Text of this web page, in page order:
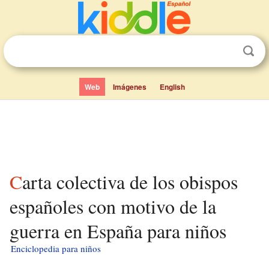
Web Imágenes English
Carta colectiva de los obispos
españoles con motivo de la
guerra en España para niños
Enciclopedia para niños